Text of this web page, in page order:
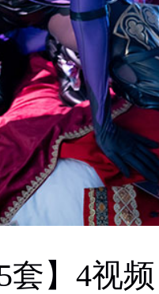
套】4视